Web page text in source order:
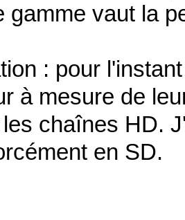
gamme vaut la
: pour
à mesure de
chaînes HD.
en SD.